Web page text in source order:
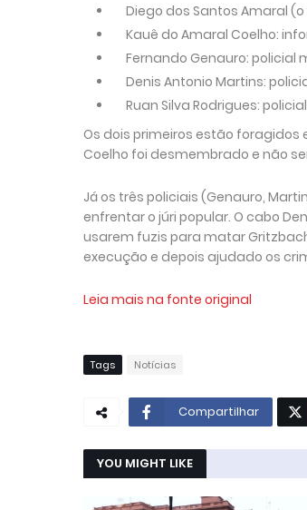
Diego dos Santos Amaral
Kauê do Amaral Coelho:
Fernando Genauro: policial
Denis Antonio Martins:
Ruan Silva Rodrigues:
Os dois primeiros estão foragidos
Coelho foi desmembrado e não
Já os três policiais (Genauro,
enfrentar o júri popular. O cabo
usarem fuzis para matar
execução e depois ajudado os
Leia mais na fonte original
Tags Notícias
Compartilhar
YOU MIGHT LIKE